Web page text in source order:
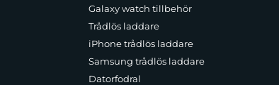
Galaxy watch tillbehör
Trådlös laddare
iPhone trådlös laddare
Samsung trådlös laddare
Datorfodral